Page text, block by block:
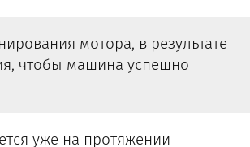
мотора, в результате
чтобы машина успешно
уже на протяжении